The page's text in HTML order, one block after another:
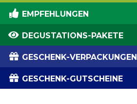
EMPFEHLUNGEN
DEGUSTATIONS-PAKETE
GESCHENK-VERPACKUNGEN
GESCHENK-GUTSCHEINE